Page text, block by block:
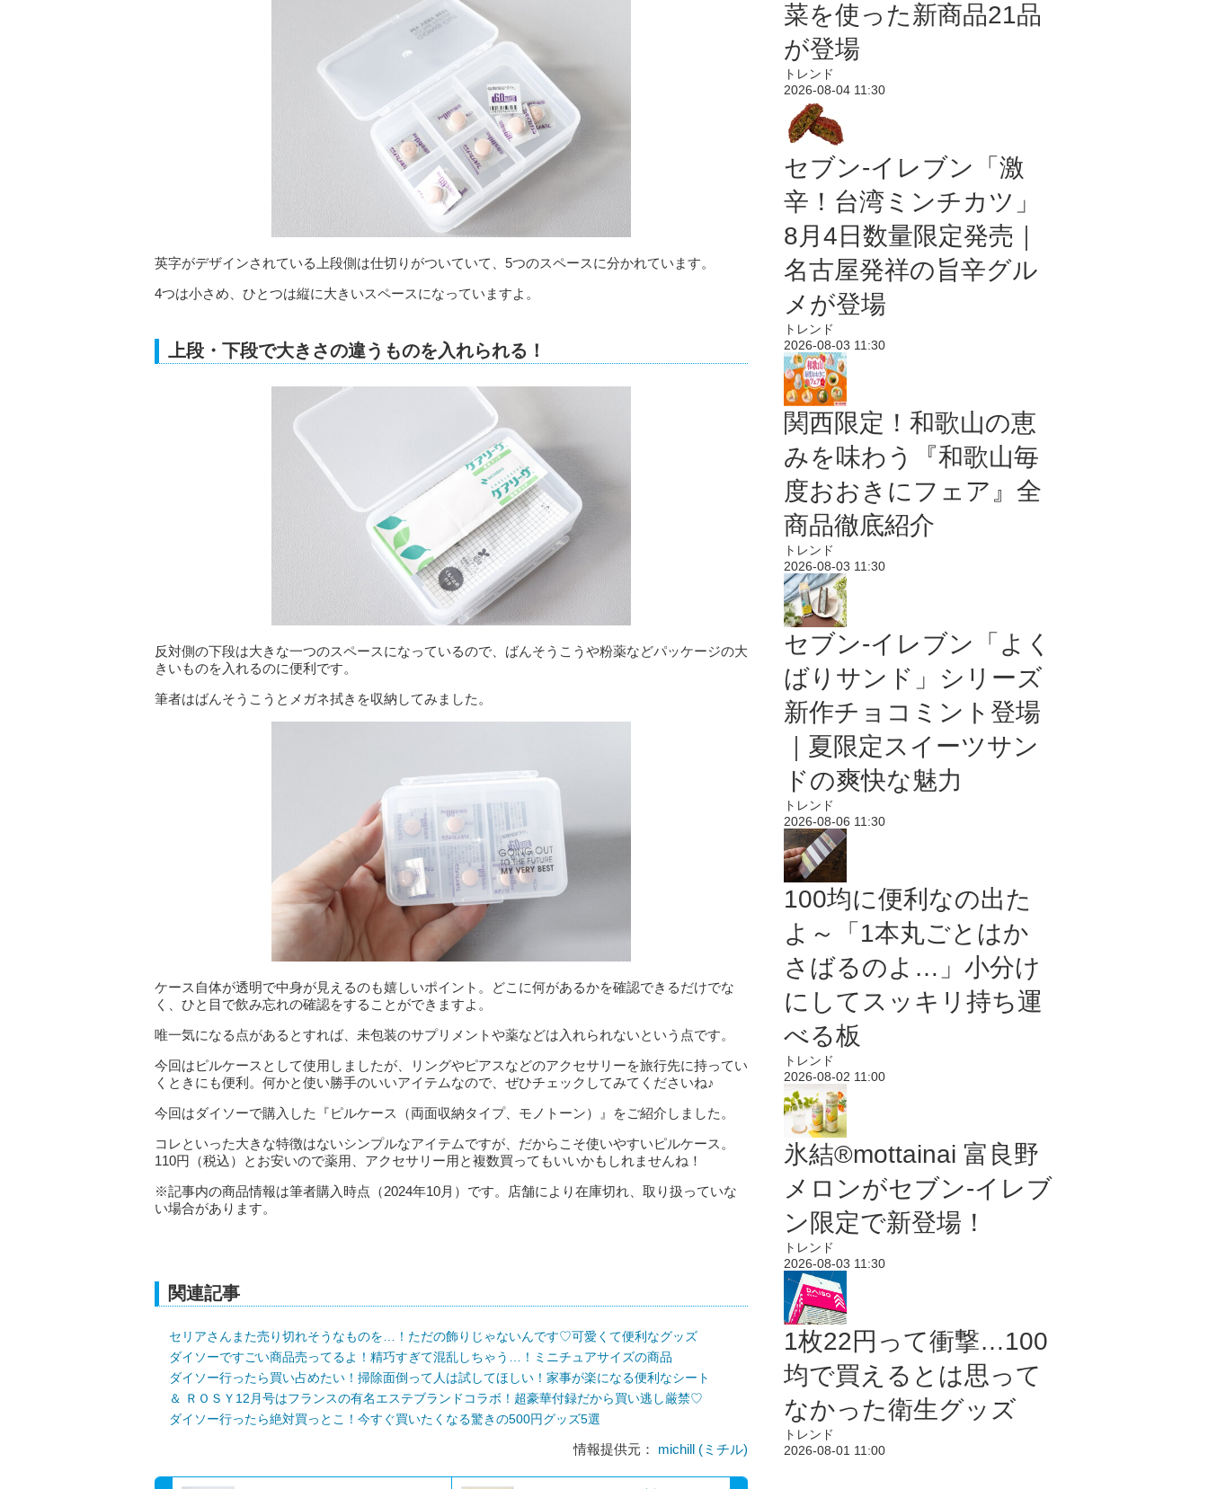
英字がデザインされている上段側は仕切りがついていて、5つのスペースに分かれています。
4つは小さめ、ひとつは縦に大きいスペースになっていますよ。
上段・下段で大きさの違うものを入れられる！
反対側の下段は大きな一つのスペースになっているので、ばんそうこうや粉薬などパッケージの大
きいものを入れるのに便利です。
筆者はばんそうこうとメガネ拭きを収納してみました。
ケース自体が透明で中身が見えるのも嬉しいポイント。どこに何があるかを確認できるだけでな
く、ひと目で飲み忘れの確認をすることができますよ。
唯一気になる点があるとすれば、未包装のサプリメントや薬などは入れられないという点です。
今回はピルケースとして使用しましたが、リングやピアスなどのアクセサリーを旅行先に持ってい
くときにも便利。何かと使い勝手のいいアイテムなので、ぜひチェックしてみてくださいね♪
今回はダイソーで購入した『ピルケース（両面収納タイプ、モノトーン）』をご紹介しました。
コレといった大きな特徴はないシンプルなアイテムですが、だからこそ使いやすいピルケース。
110円（税込）とお安いので薬用、アクセサリー用と複数買ってもいいかもしれませんね！
※記事内の商品情報は筆者購入時点（2024年10月）です。店舗により在庫切れ、取り扱っていな
い場合があります。
関連記事
セリアさんまた売り切れそうなものを…！ただの飾りじゃないんです♡可愛くて便利なグッズ
ダイソーですごい商品売ってるよ！精巧すぎて混乱しちゃう…！ミニチュアサイズの商品
ダイソー行ったら買い占めたい！掃除面倒って人は試してほしい！家事が楽になる便利なシート
＆ ＲＯＳＹ12月号はフランスの有名エステブランドコラボ！超豪華付録だから買い逃し厳禁♡
ダイソー行ったら絶対買っとこ！今すぐ買いたくなる驚きの500円グッズ5選
情報提供元： michill (ミチル)
菜を使った新商品21品
が登場
トレンド
2026-08-04 11:30
セブン-イレブン「激
辛！台湾ミンチカツ」
8月4日数量限定発売｜
名古屋発祥の旨辛グル
メが登場
トレンド
2026-08-03 11:30
関西限定！和歌山の恵
みを味わう『和歌山毎
度おおきにフェア』全
商品徹底紹介
トレンド
2026-08-03 11:30
セブン‐イレブン「よく
ばりサンド」シリーズ
新作チョコミント登場
｜夏限定スイーツサン
ドの爽快な魅力
トレンド
2026-08-06 11:30
100均に便利なの出た
よ～「1本丸ごとはか
さばるのよ…」小分け
にしてスッキリ持ち運
べる板
トレンド
2026-08-02 11:00
氷結®mottainai 富良野
メロンがセブン‐イレブ
ン限定で新登場！
トレンド
2026-08-03 11:30
1枚22円って衝撃…100
均で買えるとは思って
なかった衛生グッズ
トレンド
2026-08-01 11:00